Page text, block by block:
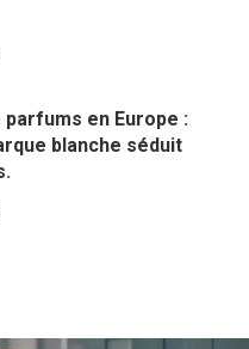
en Europe :
blanche séduit